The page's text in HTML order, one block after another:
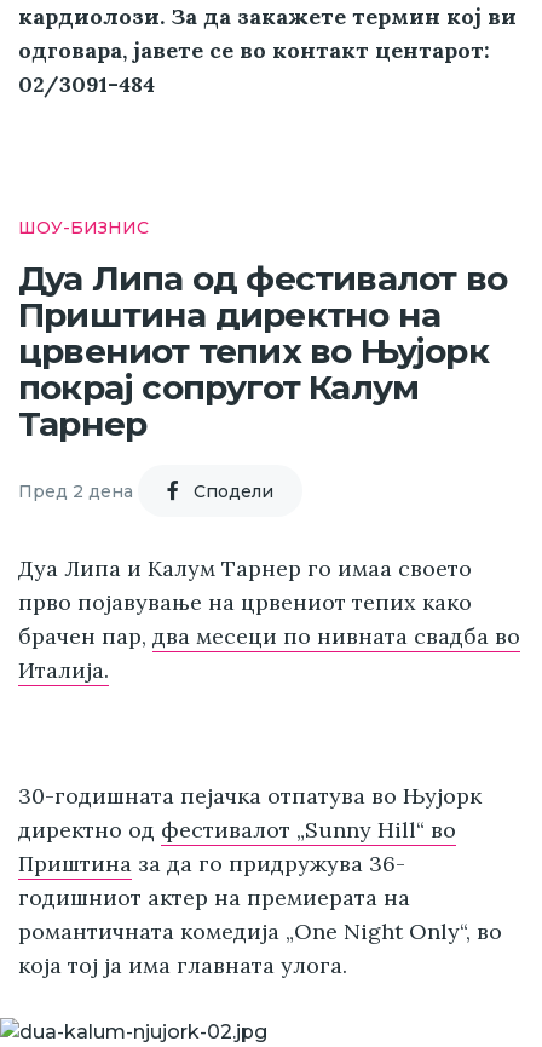
кардиолози. За да закажете термин кој ви
одговара, јавете се во контакт центарот:
02/3091-484
ШОУ-БИЗНИС
Дуа Липа од фестивалот во
Приштина директно на
црвениот тепих во Њујорк
покрај сопругот Калум
Тарнер
Пред 2 дена Cподели
Дуа Липа и Калум Тарнер го имаа своето
прво појавување на црвениот тепих како
брачен пар, два месеци по нивната свадба во
Италија.
30-годишната пејачка отпатува во Њујорк
директно од фестивалот „Sunny Hill“ во
Приштина за да го придружува 36-
годишниот актер на премиерата на
романтичната комедија „One Night Only“, во
која тој ја има главната улога.